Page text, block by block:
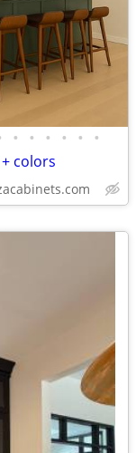
• • • • • •
colors